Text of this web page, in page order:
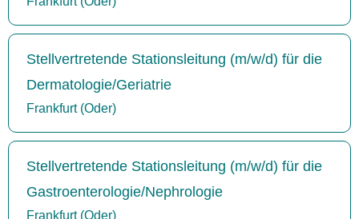
Stellvertretende Stationsleitung (m/w/d) für die
Dermatologie/Geriatrie
Frankfurt (Oder)
Stellvertretende Stationsleitung (m/w/d) für die
Gastroenterologie/Nephrologie
Frankfurt (Oder)